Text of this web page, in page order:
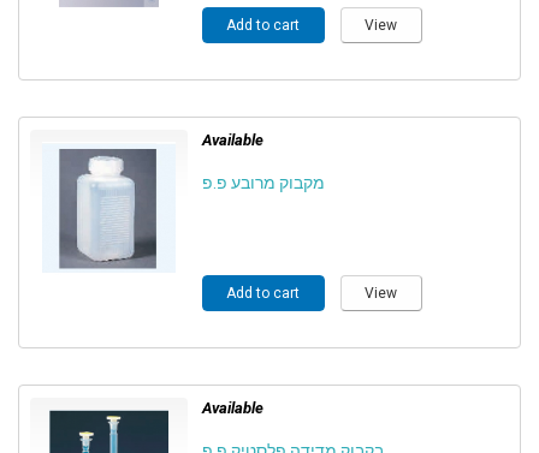
Add to cart View
Available
מקבוק מרובע פ.פ
Add to cart View
Available